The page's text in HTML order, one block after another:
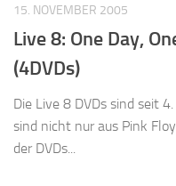
15. NOVEMBER 2005
Live 8: One Day,
(4DVDs)
Die Live 8 DVDs sind seit
sind nicht nur aus Pink
der DVDs...